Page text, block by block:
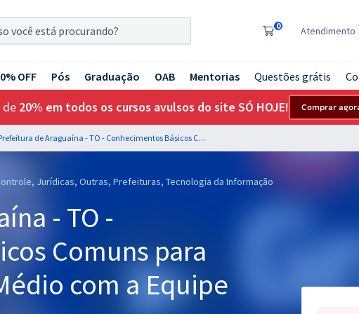
0 Atendimento
OFF Pós Graduação OAB Mentorias Questões grátis
de 20% em todos os cursos avulsos do site SÓ HOJE! Comprar
Prefeitura de Araguaína - TO - Conhecimentos Básicos Comuns para os Cargos de Nível Médio com a Equipe Gran (Pós-Edital)
Jurídicas, Outras, Prefeituras, Tecnologia da Informação
- TO -
Comuns para
com a Equipe